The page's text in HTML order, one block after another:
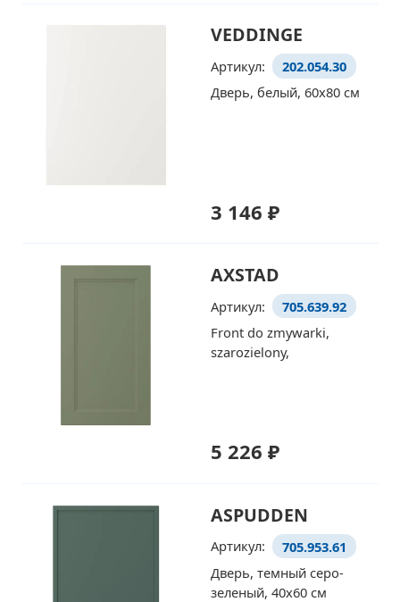
VEDDINGE
Артикул:
202.054.30
Дверь, белый, 60x80 см
3 146 ₽
AXSTAD
Артикул:
705.639.92
Front do zmywarki,
szarozielony,
5 226 ₽
ASPUDDEN
Артикул:
705.953.61
Дверь, темный серо-
зеленый, 40x60 см